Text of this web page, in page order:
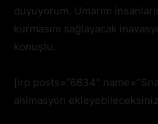
duyuyorum. Umarım
kurmasını sağlayacak
konuştu.
[irp posts=”6634″
animasyon